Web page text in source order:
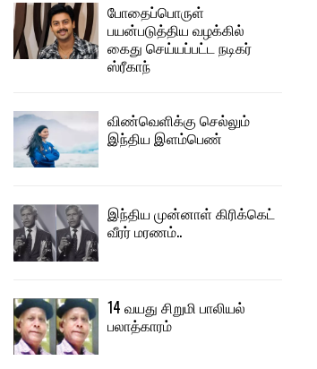
போதைப்பொருள்
பயன்படுத்திய வழக்கில்
கைது செய்யப்பட்ட நடிகர்
ஸ்ரீகாந்
விண்வெளிக்கு செல்லும்
இந்திய இளம்பெண்
இந்திய முன்னாள் கிரிக்கெட்
வீரர் மரணம்..
14 வயது சிறுமி பாலியல்
பலாத்காரம்